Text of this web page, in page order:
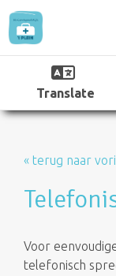
Translate
« terug naar
Voor
telefonisch